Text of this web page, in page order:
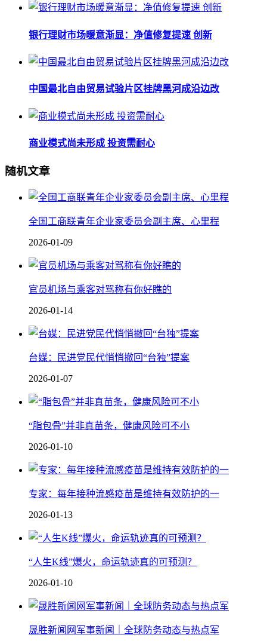
银行理财市场暖意渐显：净值修复提速 创新
中国最北自由贸易试验片区挂牌黑河成沿边改
商业模式尚未形成 投资需耐心
随机文章
全国工商联青年企业家委员会副主席、心里程
2026-01-09
官员机场与乘客对骂称有你好瞧的
2026-01-14
台媒：民进党民代悄悄撤回“台独”提案
2026-01-07
“脂包骨”并非真苗条，健康风险可不小
2026-01-10
专家：每年接种流感疫苗是维持有效防护的一
2026-01-13
“人生K线”爆火，命运轨迹真的可预测？
2026-01-10
晟胜新闻网军事新闻｜全球防务动态与热点军